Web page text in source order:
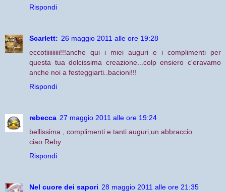
Rispondi
Scarlett: 26 maggio 2011 alle ore 19:28
eccotiiiiiiiii!!!anche qui i miei auguri e i complimenti per
questa tua dolcissima creazione...colp ensiero c'eravamo
anche noi a festeggiarti..bacioni!!!
Rispondi
rebecca 27 maggio 2011 alle ore 19:24
bellissima , complimenti e tanti auguri,un abbraccio
ciao Reby
Rispondi
Nel cuore dei sapori 28 maggio 2011 alle ore 21:35